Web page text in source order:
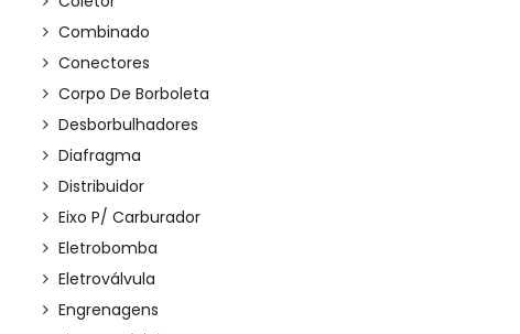
Combinado
Conectores
Corpo De Borboleta
Desborbulhadores
Diafragma
Distribuidor
Eixo P/ Carburador
Eletrobomba
Eletroválvula
Engrenagens